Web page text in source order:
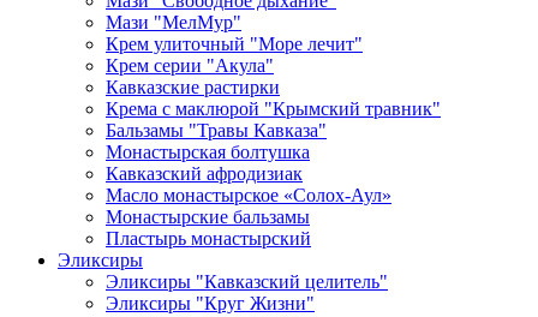
Мази "МелМур"
Крем улиточный "Море лечит"
Крем серии "Акула"
Кавказские растирки
Крема с маклюрой "Крымский травник"
Бальзамы "Травы Кавказа"
Монастырская болтушка
Кавказский афродизиак
Масло монастырское «Солох-Аул»
Монастырские бальзамы
Пластырь монастырский
Эликсиры
Эликсиры "Кавказский целитель"
Эликсиры "Круг Жизни"